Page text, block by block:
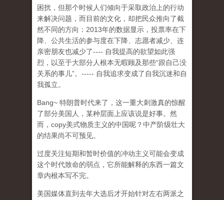
困扰，但那个时候人们倾向于采取政治上的行动
来解决问题，而目前的文化，却把民众推向了截
然不同的方向：2013年的数据显示，投票率在下
降、公共生活的参与度在下降、志愿者减少、连
亲密朋友也减少了---- 自我提高的欲望如此强
烈，以至于大部分人根本无暇顾及那些“跟自己没
关系的事儿”。----- 自我追求变成了自我沉迷和自
我孤立。
Bang~ 特朗普时代来了，这一重大刺激真的惊醒
了部分美国人，某种层面上应该说是好事。然
而，copy美式物质主义的中国呢？中产阶级壮大
的结果尚不可预见。
过度关注短期和暂时价值的冲动主义可能会变成
这个时代致命的弱点，它所能解释的东西一篇文
章内根本写不完。
美国媒体直到去年大选后才开始针对左右两派之